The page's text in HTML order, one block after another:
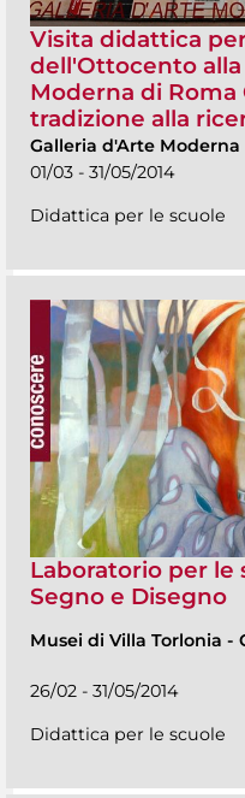
Visita didattica
dell'Ottocento alla
Moderna di Roma
tradizione alla
Galleria d'Arte Moderna
01/03 - 31/05/2014
Didattica per le scuole
Laboratorio per le
Segno e Disegno
Musei di Villa Torlonia -
26/02 - 31/05/2014
Didattica per le scuole